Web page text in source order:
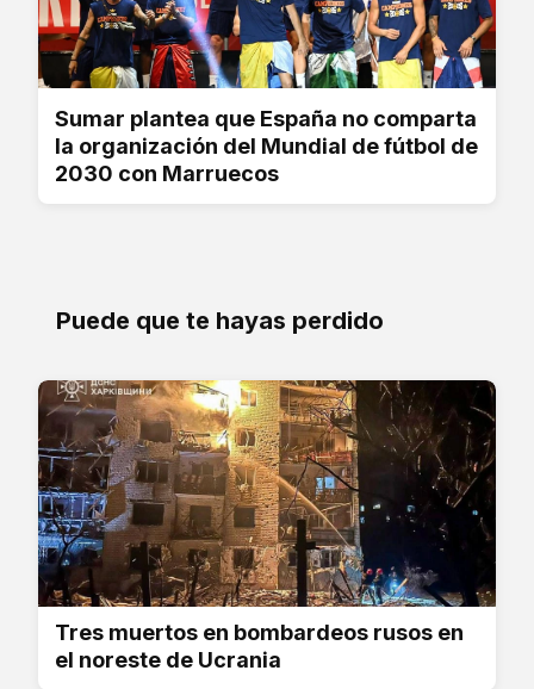
Sumar plantea que España no comparta
la organización del Mundial de fútbol de
2030 con Marruecos
Puede que te hayas perdido
Tres muertos en bombardeos rusos en
el noreste de Ucrania